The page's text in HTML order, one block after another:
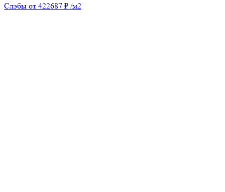
Слэбы от 422687 ₽ /м2